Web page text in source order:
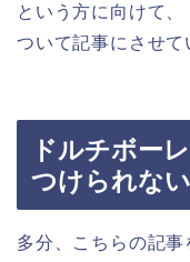
という方に向けて
ついて記事にさせて
ドルチボー
つけられな
多分、こちらの記